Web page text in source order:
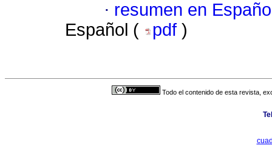
· resumen en
Español (
pdf )
Todo el contenido de esta revista,